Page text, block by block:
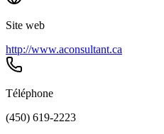
Site web
http://www.aconsultant.ca
Téléphone
(450) 619-2223